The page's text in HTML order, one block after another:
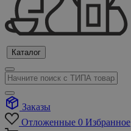
Каталог
Заказы
Отложенные 0 Избранное